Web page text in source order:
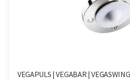
VEGAPULS | VEGABAR |